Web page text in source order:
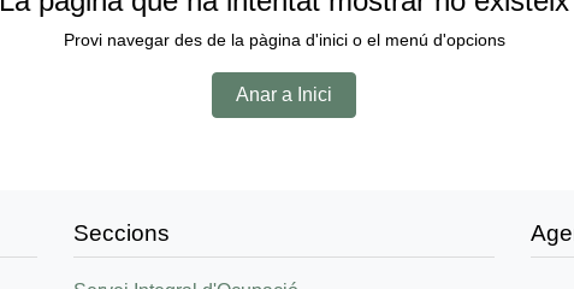
Provi navegar des de la pàgina d'inici o el menú d'opcions
Anar a Inici
Seccions